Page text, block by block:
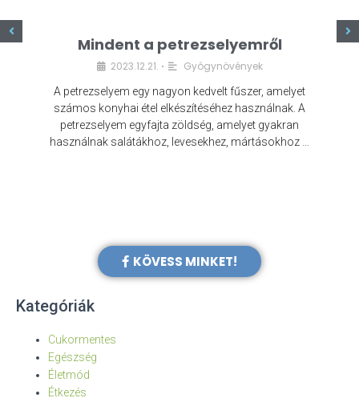
Mindent a petrezselyemről
2023.12.21. • Gyógynövények
A petrezselyem egy nagyon kedvelt fűszer, amelyet
számos konyhai étel elkészítéséhez használnak. A
petrezselyem egyfajta zöldség, amelyet gyakran
használnak salátákhoz, levesekhez, mártásokhoz …
KÖVESS MINKET!
Kategóriák
Cukormentes
Egészség
Életmód
Étkezés